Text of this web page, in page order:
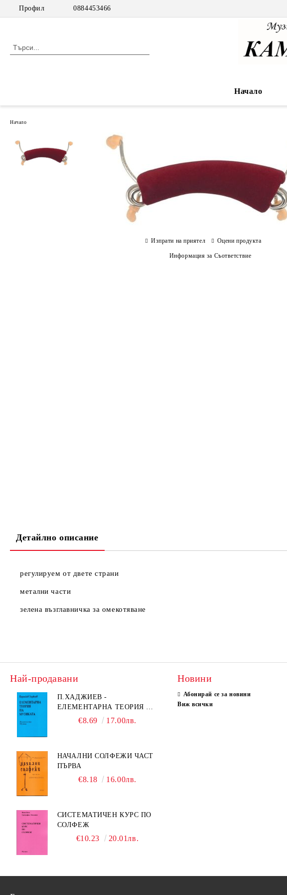
Профил 0884453466
Начало
Начало
Изпрати на приятел Оцени продукта
Информация за Съответствие
Детайлно описание
регулируем от двете страни
метални части
зелена възглавничка за омекотяване
Най-продавани
П.ХАДЖИЕВ -
ЕЛЕМЕНТАРНА ТЕОРИЯ НА
МУЗИКАТА
€8.69 17.00лв.
НАЧАЛНИ СОЛФЕЖИ ЧАСТ
ПЪРВА
€8.18 16.00лв.
СИСТЕМАТИЧЕН КУРС ПО
СОЛФЕЖ
€10.23 20.01лв.
Новини
Абонирай се за новини
Виж всички